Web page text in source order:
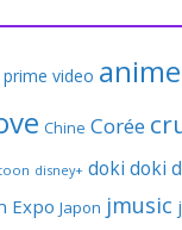
video anime
Chine Corée
disney+ doki doki
Expo Japon jmusic